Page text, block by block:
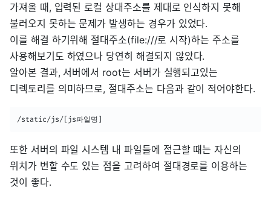
가져올 때, 입력된 로컬 상대주소를 제대로 인식하지 못해
불러오지 못하는 문제가 발생하는 경우가 있었다.
이를 해결 하기위해 절대주소(file:///로 시작)하는 주소를
사용해보기도 하였으나 당연히 해결되지 않았다.
알아본 결과, 서버에서 root는 서버가 실행되고있는
디렉토리를 의미하므로, 절대주소는 다음과 같이 적어야한다.
/static/js/[js파일명]
또한 서버의 파일 시스템 내 파일들에 접근할 때는 자신의
위치가 변할 수도 있는 점을 고려하여 절대경로를 이용하는
것이 좋다.